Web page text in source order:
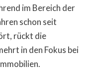
im Bereich der
schon seit
rückt die
in den Fokus bei